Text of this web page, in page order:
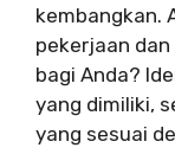
kembangkan.
pekerjaan
bagi Anda?
yang dimiliki,
yang sesuai